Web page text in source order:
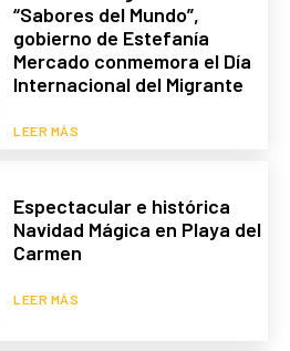
“Sabores del Mundo”,
gobierno de Estefanía
Mercado conmemora el Día
Internacional del Migrante
LEER MÁS
Espectacular e histórica
Navidad Mágica en Playa del
Carmen
LEER MÁS